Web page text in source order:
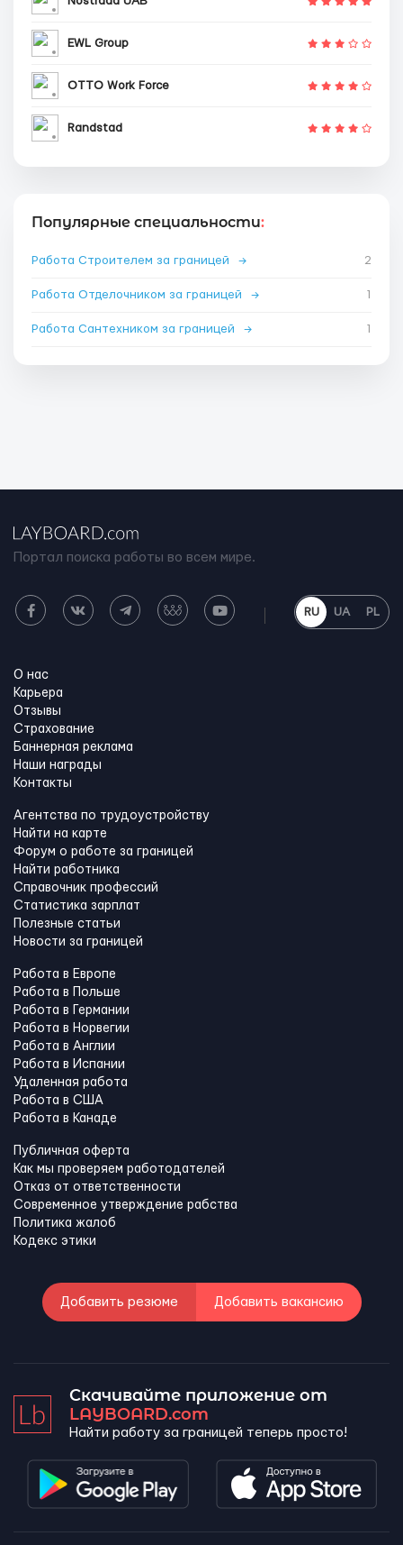
EWL Group
OTTO Work Force
Randstad
Популярные специальности:
Работа Строителем за границей → 2
Работа Отделочником за границей → 1
Работа Сантехником за границей → 1
Портал поиска работы во всем мире.
RU UA PL
О нас
Карьера
Отзывы
Страхование
Баннерная реклама
Наши награды
Контакты
Агентства по трудоустройству
Найти на карте
Форум о работе за границей
Найти работника
Справочник профессий
Статистика зарплат
Полезные статьи
Новости за границей
Работа в Европе
Работа в Польше
Работа в Германии
Работа в Норвегии
Работа в Англии
Работа в Испании
Удаленная работа
Работа в США
Работа в Канадe
Публичная оферта
Как мы проверяем работодателей
Отказ от ответственности
Современное утверждение рабства
Политика жалоб
Кодекс этики
Добавить резюме Добавить вакансию
Скачивайте приложение от
LAYBOARD.com
Найти работу за границей теперь просто!